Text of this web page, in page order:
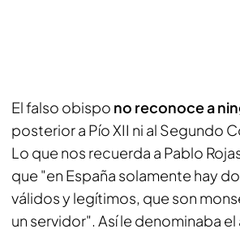
El falso obispo no reconoce a
posterior a Pío XII ni al Segundo
Lo que nos recuerda a Pablo
que "en España solamente hay
válidos y legítimos, que son
un servidor". Así le denominaba